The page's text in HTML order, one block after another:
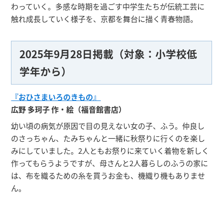
わっていく。多感な時期を過ごす中学生たちが伝統工芸に
触れ成長していく様子を、京都を舞台に描く青春物語。
2025年9月28日掲載（対象：小学校低
学年から）
『おひさまいろのきもの』
広野 多珂子 作・絵（福音館書店）
幼い頃の病気が原因で目の見えない女の子、ふう。仲良し
のさっちゃん、たみちゃんと一緒に秋祭りに行くのを楽し
みにしていました。2人ともお祭りに来ていく着物を新しく
作ってもらうようですが、母さんと2人暮らしのふうの家に
は、布を織るための糸を買うお金も、機織り機もありませ
ん。